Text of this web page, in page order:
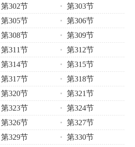
第302节
第303节
第305节
第306节
第308节
第309节
第311节
第312节
第314节
第315节
第317节
第318节
第320节
第321节
第323节
第324节
第326节
第327节
第329节
第330节